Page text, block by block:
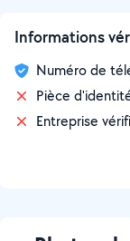
Informations
Numéro de
Pièce
Entreprise